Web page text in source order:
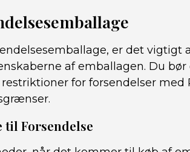
er det vigtigt
af emballagen. Du
for forsendelser med
til Forsendelse